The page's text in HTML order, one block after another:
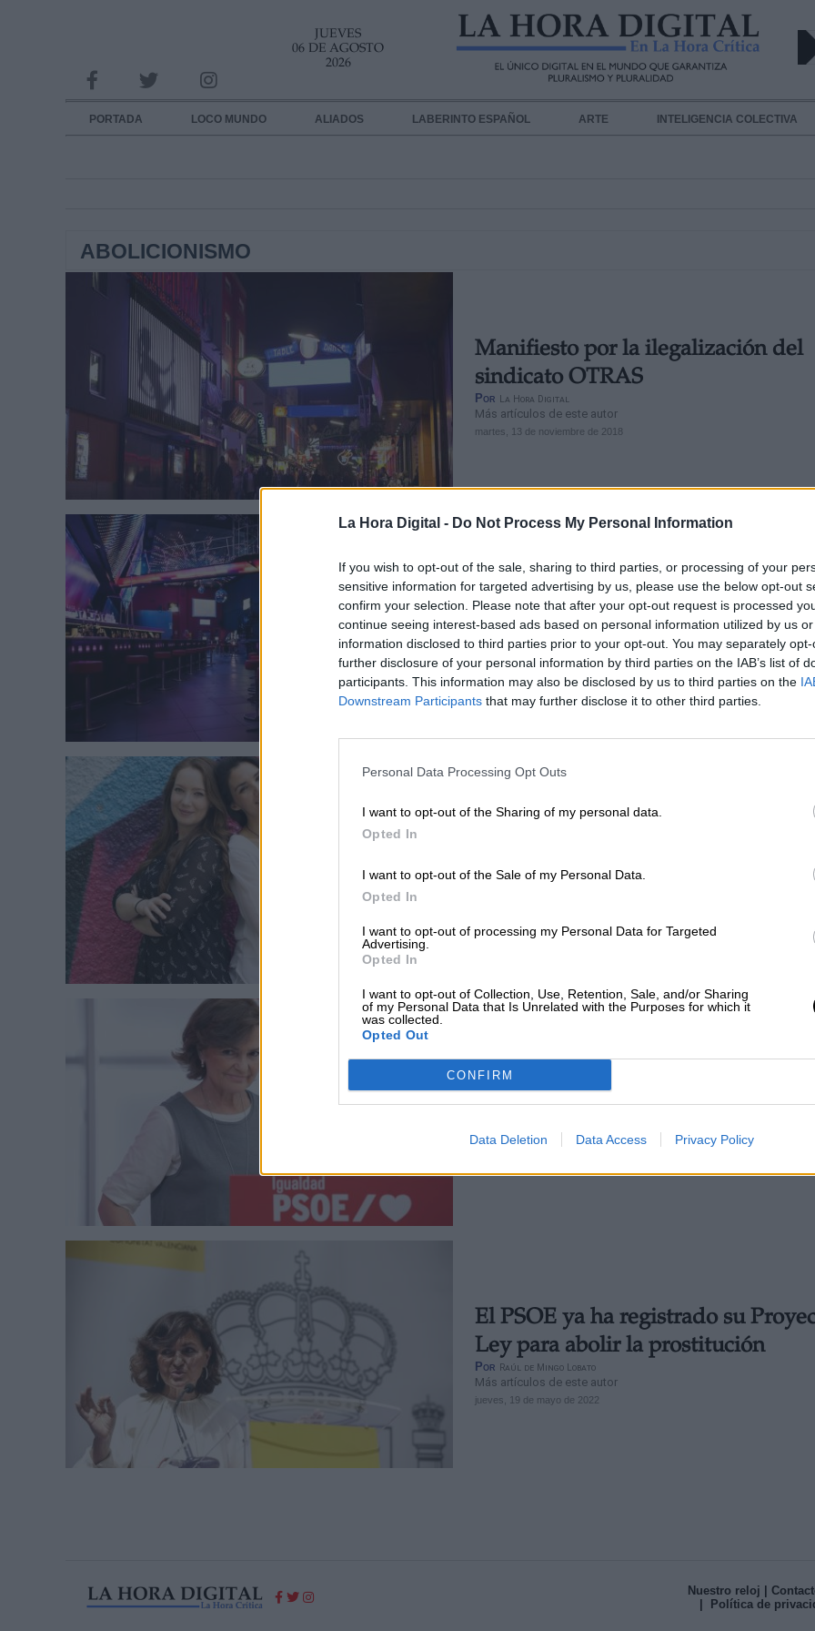
La Hora Digital - Do Not Process My Personal Information
If you wish to opt-out of the sale, sharing to third parties, or processing of your
sensitive information for targeted advertising by us, please use the below opt-out
confirm your selection. Please note that after your opt-out request is processed
continue seeing interest-based ads based on personal information utilized by us
information disclosed to third parties prior to your opt-out. You may separately
further disclosure of your personal information by third parties on the IAB’s list of
participants. This information may also be disclosed by us to third parties on the
Downstream Participants that may further disclose it to other third parties.
Personal Data Processing Opt Outs
I want to opt-out of the Sharing of my personal data.
Opted In
I want to opt-out of the Sale of my Personal Data.
Opted In
I want to opt-out of processing my Personal Data for Targeted
Advertising.
Opted In
I want to opt-out of Collection, Use, Retention, Sale, and/or Sharing
of my Personal Data that Is Unrelated with the Purposes for which it
was collected.
Opted Out
CONFIRM
Data Deletion Data Access Privacy Policy
JUEVES
06 DE AGOSTO
2026
PORTADA LOCO MUNDO ALIADOS LABERINTO ESPAÑOL ARTE INTELIGENCIA COLECTIVA
ABOLICIONISMO
Manifiesto por la ilegalización del
sindicato OTRAS
Por La Hora Digital
Más artículos de este autor
martes, 13 de noviembre de 2018
Un borrador de la ley del PSOE
trata prevé sanciones a los clientes
proxenetas
Más artículos de este autor
viernes, 7 de diciembre de 2018
Por Nuria Coronado
Carmen Calvo: "La prostitución no
una salida, es una desgracia
Por Elsa Zelaya
Más artículos de este autor
El PSOE ya ha registrado su
Ley para abolir la prostitución
Por Raúl de Mingo Lobato
Más artículos de este autor
jueves, 19 de mayo de 2022
Nuestro reloj |
| Política de
INFORMACION SOBRE LA PROTECCIÓN DE TUS DATOS
Responsable:
link